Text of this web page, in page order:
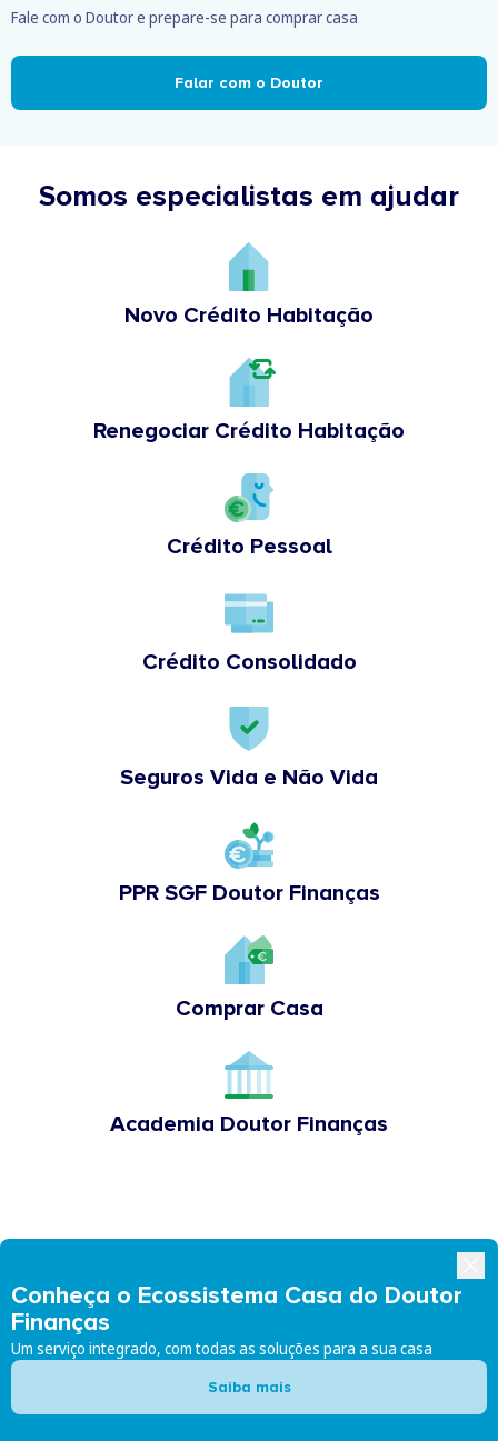
Fale com o Doutor e prepare-se para comprar casa
Falar com o Doutor
Somos especialistas em ajudar
Novo Crédito Habitação
Renegociar Crédito Habitação
Crédito Pessoal
Crédito Consolidado
Seguros Vida e Não Vida
PPR SGF Doutor Finanças
Comprar Casa
Academia Doutor Finanças
Conheça o Ecossistema Casa do Doutor
Finanças
Um serviço integrado, com todas as soluções para a sua casa
Saiba mais
Siga-nos:
Doutor Finanças Doutor Finanças Rede